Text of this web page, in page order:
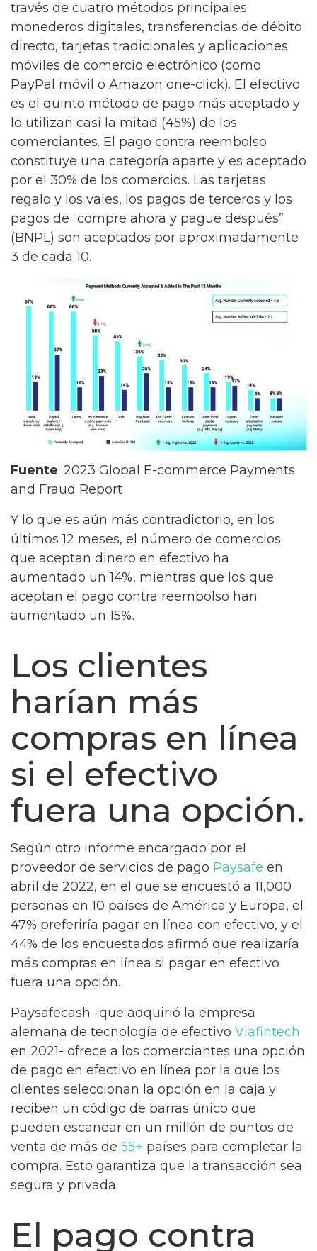
través de cuatro métodos principales:
monederos digitales, transferencias de débito
directo, tarjetas tradicionales y aplicaciones
móviles de comercio electrónico (como
PayPal móvil o Amazon one-click). El efectivo
es el quinto método de pago más aceptado y
lo utilizan casi la mitad (45%) de los
comerciantes. El pago contra reembolso
constituye una categoría aparte y es aceptado
por el 30% de los comercios. Las tarjetas
regalo y los vales, los pagos de terceros y los
pagos de “compre ahora y pague después”
(BNPL) son aceptados por aproximadamente
3 de cada 10.
Fuente: 2023 Global E-commerce Payments
and Fraud Report
Y lo que es aún más contradictorio, en los
últimos 12 meses, el número de comercios
que aceptan dinero en efectivo ha
aumentado un 14%, mientras que los que
aceptan el pago contra reembolso han
aumentado un 15%.
Los clientes
harían más
compras en línea
si el efectivo
fuera una opción.
Según otro informe encargado por el
proveedor de servicios de pago Paysafe en
abril de 2022, en el que se encuestó a 11,000
personas en 10 países de América y Europa, el
47% preferiría pagar en línea con efectivo, y el
44% de los encuestados afirmó que realizaría
más compras en línea si pagar en efectivo
fuera una opción.
Paysafecash -que adquirió la empresa
alemana de tecnología de efectivo Viafintech
en 2021- ofrece a los comerciantes una opción
de pago en efectivo en línea por la que los
clientes seleccionan la opción en la caja y
reciben un código de barras único que
pueden escanear en un millón de puntos de
venta de más de 55+ países para completar la
compra. Esto garantiza que la transacción sea
segura y privada.
El pago contra